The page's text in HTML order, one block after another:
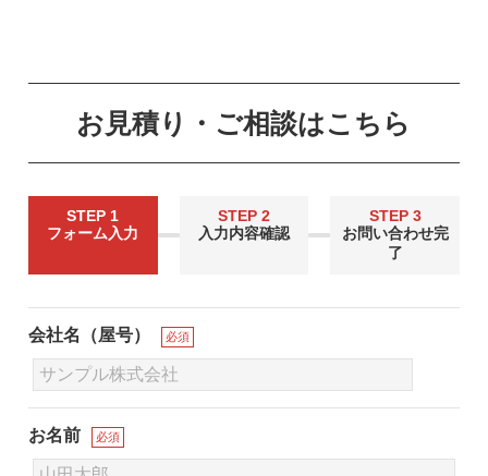
お見積り・ご相談はこちら
STEP 1
フォーム入力
STEP 2
入力内容確認
STEP 3
お問い合わせ完
了
会社名（屋号） 必須
お名前 必須